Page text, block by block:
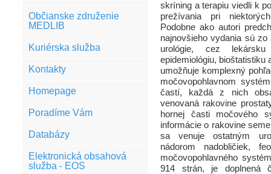
Občianske združenie
MEDLIB
Kuriérska služba
Kontakty
Homepage
Poradíme Vám
Databázy
Elektronická obsahová
služba - EOS
skríning a terapiu viedli k
prežívania pri
Podobne ako autori
najnovšieho vydania sú
urológie, cez
epidemiológiu, bioštatistiku
umožňuje komplexný
močovopohlavnom
častí, každá z nich
venovaná rakovine
hornej časti močového
informácie o rakovine
sa venuje ostatným
nádorom nadobličiek,
močovopohlavného
914 strán, je doplnená